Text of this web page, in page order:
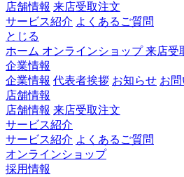
店舗情報 来店受取注文
サービス紹介 よくあるご質問
とじる
ホーム オンラインショップ来店受
企業情報
企業情報 代表者挨拶 お知らせ お
店舗情報
店舗情報 来店受取注文
サービス紹介
サービス紹介 よくあるご質問
オンラインショップ
採用情報